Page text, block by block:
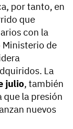
por tanto, en
que
con la
Ministerio de
La
julio, también
que la presión
nuevos